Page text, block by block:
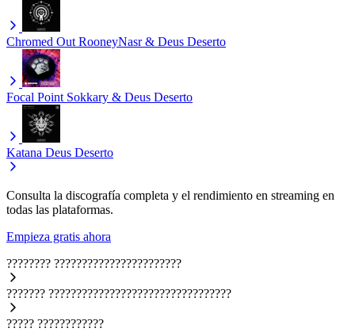
Chromed Out RooneyNasr & Deus Deserto
Focal Point Sokkary & Deus Deserto
Katana Deus Deserto
Consulta la discografía completa y el rendimiento en streaming en
todas las plataformas.
Empieza gratis ahora
???????? ???????????????????????
??????? ?????????????????????????????????
????? ????????????